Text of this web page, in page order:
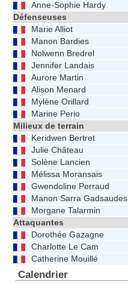
Anne-Sophie Hardy
Défenseuses
Marie Alliot
Manon Bardies
Nolwenn Bredrel
Jennifer Landais
Aurore Martin
Alison Menard
Mylène Orillard
Marine Perio
Milieux de terrain
Keridwen Bertret
Julie Château
Solène Lancien
Mélissa Moransais
Gwendoline Perraud
Manon Sarra Gadsaudes
Morgane Talarmin
Attaquantes
Dorothée Gazagne
Charlotte Le Cam
Catherine Mouillé
Calendrier